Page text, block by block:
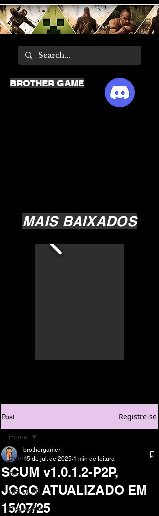
MAIS BAIXADOS
BROTHER GAME
Post Registre-se
Home
Pc
CELULAR
Playstation
Home
SCUM v1.0.1.2-P2P,
JOGO ATUALIZADO EM
15/07/25
brothergamer
15 de jul. de 2025 1 min de leitura